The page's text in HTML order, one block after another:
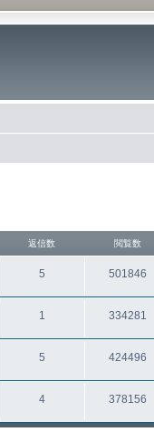
返信数 閲覧数
5 501846
1 334281
5 424496
4 378156